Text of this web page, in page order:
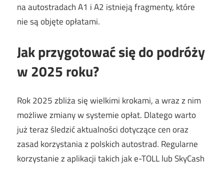
na autostradach A1 i A2 istnieją fragmenty, które
nie są objęte opłatami.
Jak przygotować się do podróży
w 2025 roku?
Rok 2025 zbliża się wielkimi krokami, a wraz z nim
możliwe zmiany w systemie opłat. Dlatego warto
już teraz śledzić aktualności dotyczące cen oraz
zasad korzystania z polskich autostrad. Regularne
korzystanie z aplikacji takich jak e-TOLL lub SkyCash